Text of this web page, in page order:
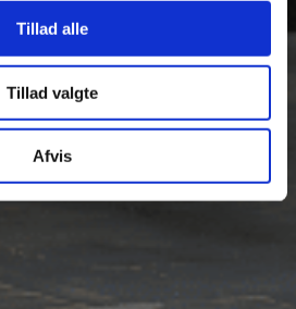
Tillad alle
Tillad valgte
Afvis